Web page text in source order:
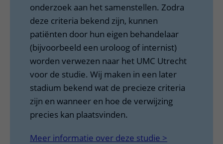
onderzoek aan het samenstellen. Zodra
deze criteria bekend zijn, kunnen
patiënten door hun eigen behandelaar
(bijvoorbeeld een uroloog of internist)
worden verwezen naar het UMC Utrecht
voor de studie. Wij maken in een later
stadium bekend wat de precieze criteria
zijn en wanneer en hoe de verwijzing
precies kan plaatsvinden.
Meer informatie over deze studie >